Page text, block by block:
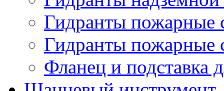
Гидранты пожарные
Гидранты пожарные
Фланец и подставка